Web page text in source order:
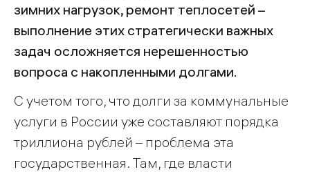
зимних нагрузок, ремонт теплосетей –
выполнение этих стратегически важных
задач осложняется нерешенностью
вопроса с накопленными долгами.
С учетом того, что долги за коммунальные
услуги в России уже составляют порядка
триллиона рублей – проблема эта
государственная. Там, где власти